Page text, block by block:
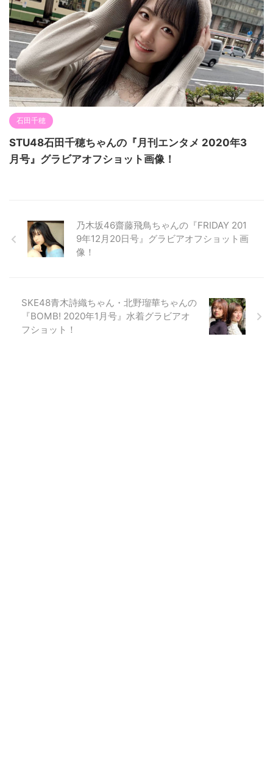
石田千穂
STU48石田千穂ちゃんの『月刊エンタメ 2020年3
月号』グラビアオフショット画像！
乃木坂46齋藤飛鳥ちゃんの『FRIDAY 201
9年12月20日号』グラビアオフショット画
像！
SKE48青木詩織ちゃん・北野瑠華ちゃんの
『BOMB! 2020年1月号』水着グラビアオ
フショット！